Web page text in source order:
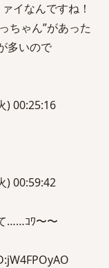
イなんですね！
ちゃん”があった
多いので
) 00:25:16
) 00:59:42
……ｺﾜ〜〜